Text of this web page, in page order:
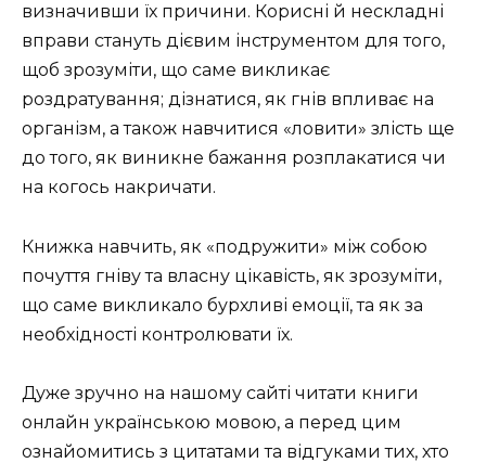
визначивши їх причини. Корисні й нескладні
вправи стануть дієвим інструментом для того,
щоб зрозуміти, що саме викликає
роздратування; дізнатися, як гнів впливає на
організм, а також навчитися «ловити» злість ще
до того, як виникне бажання розплакатися чи
на когось накричати.
Книжка навчить, як «подружити» між собою
почуття гніву та власну цікавість, як зрозуміти,
що саме викликало бурхливі емоції, та як за
необхідності контролювати їх.
Дуже зручно на нашому сайті читати книги
онлайн українською мовою, а перед цим
ознайомитись з цитатами та відгуками тих, хто